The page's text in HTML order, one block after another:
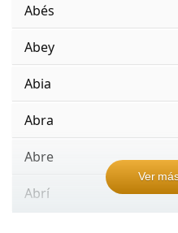
Abés
Abey
Abia
Abra
Abre
Abrí
Ver